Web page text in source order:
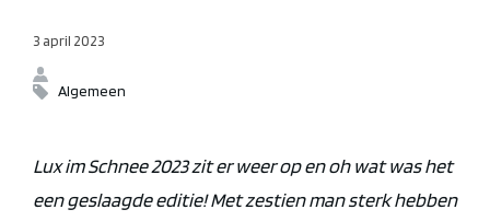
3 april 2023
Algemeen
LuximSchnee2023 zit er weer op en oh wat was het
een geslaagde editie! Met zestien man sterk hebben